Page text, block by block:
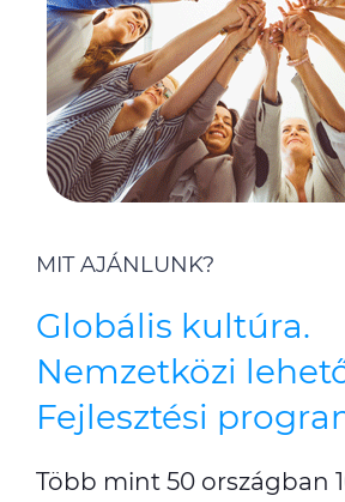
MIT AJÁNLUNK?
Globális kultúra.
Nemzetközi
Fejlesztési
Több mint 50 országban